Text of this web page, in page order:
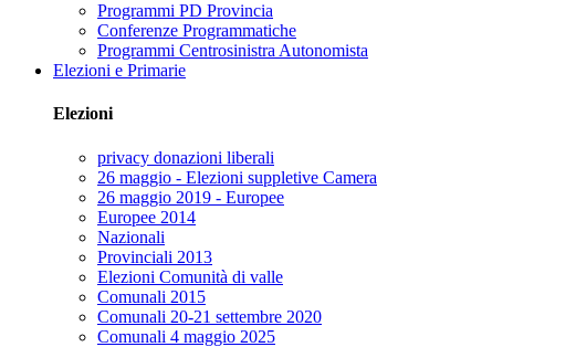
Programmi PD Provincia
Conferenze Programmatiche
Programmi Centrosinistra Autonomista
Elezioni e Primarie
Elezioni
privacy donazioni liberali
26 maggio - Elezioni suppletive Camera
26 maggio 2019 - Europee
Europee 2014
Nazionali
Provinciali 2013
Elezioni Comunità di valle
Comunali 2015
Comunali 20-21 settembre 2020
Comunali 4 maggio 2025